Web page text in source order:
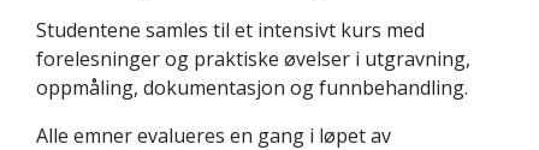
Studentene samles til et intensivt kurs med
forelesninger og praktiske øvelser i utgravning,
oppmåling, dokumentasjon og funnbehandling.
Alle emner evalueres en gang i løpet av